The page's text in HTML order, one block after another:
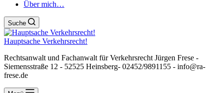
Über mich…
Suche
Hauptsache Verkehrsrecht!
Rechtsanwalt und Fachanwalt für Verkehrsrecht Jürgen Frese -
Siemensstraße 12 - 52525 Heinsberg- 02452/9891155 - info@ra-
frese.de